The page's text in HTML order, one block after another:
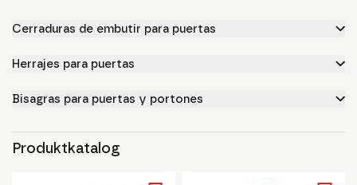
Cerraduras de embutir para puertas
Herrajes para puertas
Bisagras para puertas y portones
Produktkatalog